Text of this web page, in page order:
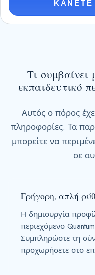
S
s
1
ΚΑΝΕΤΕ
Τι
εκπαιδευτικό
Αυτός ο πόρος
πληροφορίες. Τα
μπορείτε να
σε
Γρήγορη, απλή
Η δημιουργία
περιεχόμενο
Συμπληρώστε τη
προχωρήσετε στο